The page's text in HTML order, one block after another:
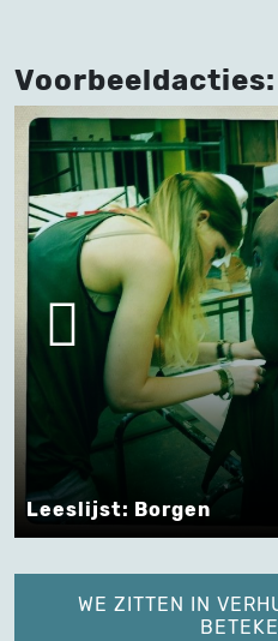
Leeslijst: Borgen
WE ZITTEN IN